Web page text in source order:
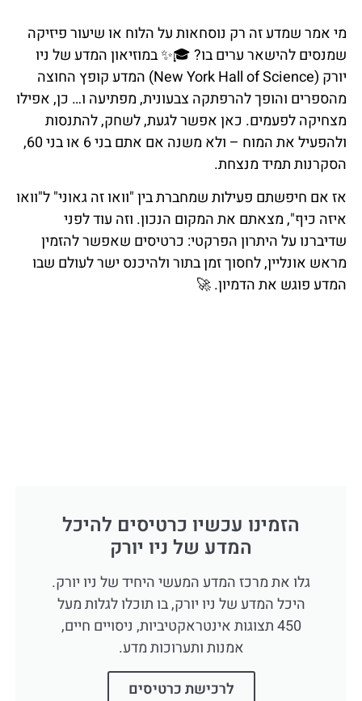
מי אמר שמדע זה רק נוסחאות על הלוח או שיעור פיזיקה
שמנסים להישאר ערים בו? 🎓✨ במוזיאון המדע של ניו
יורק (New York Hall of Science) המדע קופץ החוצה
מהספרים והופך להרפתקה צבעונית, מפתיעה ו… כן, אפילו
מצחיקה לפעמים. כאן אפשר לגעת, לשחק, להתנסות
ולהפעיל את המוח – ולא משנה אם אתם בני 6 או בני 60,
הסקרנות תמיד מנצחת.
אז אם חיפשתם פעילות שמחברת בין "וואו זה גאוני" ל"וואו
איזה כיף", מצאתם את המקום הנכון. וזה עוד לפני
שדיברנו על היתרון הפרקטי: כרטיסים שאפשר להזמין
מראש אונליין, לחסוך זמן בתור ולהיכנס ישר לעולם שבו
המדע פוגש את הדמיון. 🚀
הזמינו עכשיו כרטיסים להיכל
המדע של ניו יורק
גלו את מרכז המדע המעשי היחיד של ניו יורק.
היכל המדע של ניו יורק, בו תוכלו לגלות מעל
450 תצוגות אינטראקטיביות, ניסויים חיים,
אמנות ותערוכות מדע.
לרכישת כרטיסים